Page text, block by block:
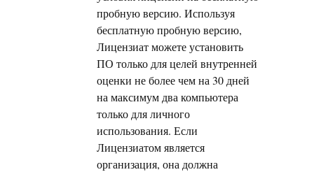
пробную версию. Используя
бесплатную пробную версию,
Лицензиат можете установить
ПО только для целей внутренней
оценки не более чем на 30 дней
на максимум два компьютера
только для личного
использования. Если
Лицензиатом является
организация, она должна